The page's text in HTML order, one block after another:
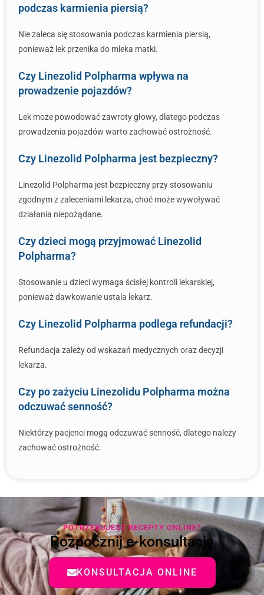
podczas karmienia piersią?
Nie zaleca się stosowania podczas karmienia piersią,
ponieważ lek przenika do mleka matki.
Czy Linezolid Polpharma wpływa na
prowadzenie pojazdów?
Lek może powodować zawroty głowy, dlatego podczas
prowadzenia pojazdów warto zachować ostrożność.
Czy Linezolid Polpharma jest bezpieczny?
Linezolid Polpharma jest bezpieczny przy stosowaniu
zgodnym z zaleceniami lekarza, choć może wywoływać
działania niepożądane.
Czy dzieci mogą przyjmować Linezolid
Polpharma?
Stosowanie u dzieci wymaga ścisłej kontroli lekarskiej,
ponieważ dawkowanie ustala lekarz.
Czy Linezolid Polpharma podlega refundacji?
Refundacja zależy od wskazań medycznych oraz decyzji
lekarza.
Czy po zażyciu Linezolidu Polpharma można
odczuwać senność?
Niektórzy pacjenci mogą odczuwać senność, dlatego należy
zachować ostrożność.
POTRZEBUJESZ RECEPTY ONLINE?
Rozpocznij e-konsultację
KONSULTACJA ONLINE